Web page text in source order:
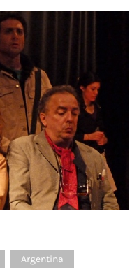
Argentina